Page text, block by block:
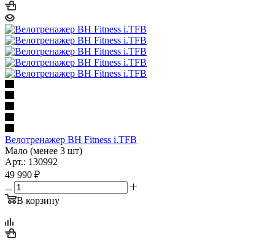
Велотренажер BH Fitness i.TFB
Мало (менее 3 шт)
Арт.: 130992
49 990 ₽
В корзину